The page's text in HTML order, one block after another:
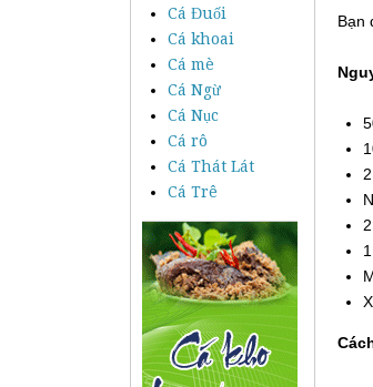
Cá Đuối
Cá khoai
Cá mè
Cá Ngừ
Cá Nục
Cá rô
Cá Thát Lát
Cá Trê
Bạn